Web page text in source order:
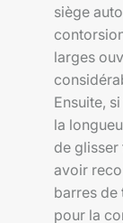
siège
larges
Ensuite,
la
de glisser
avoir
barres de
pour la